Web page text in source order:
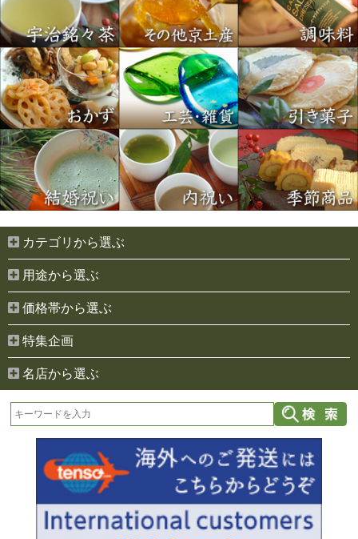
カテゴリから選ぶ
用途から選ぶ
価格帯から選ぶ
特集企画
名店から選ぶ